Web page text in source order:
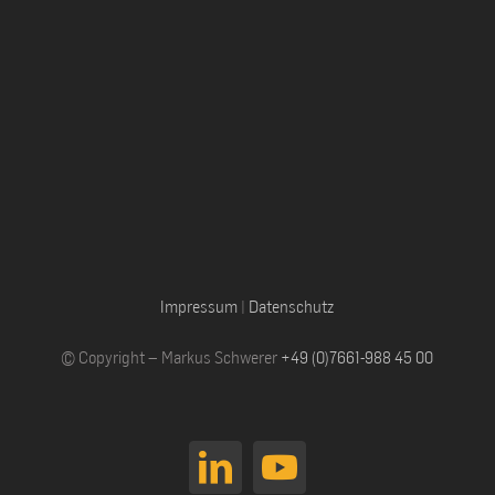
Impressum | Datenschutz
© Copyright – Markus Schwerer +49 (0)7661-988 45 00
LinkedInYouTube